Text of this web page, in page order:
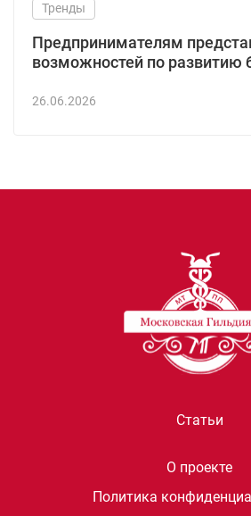
Тренды
Предпринимателям
возможностей по развитию
26.06.2026
Статьи
О проекте
Политика